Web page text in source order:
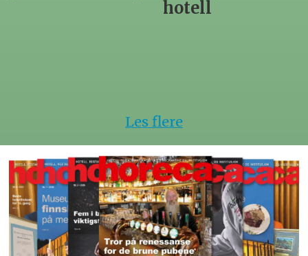
Les flere